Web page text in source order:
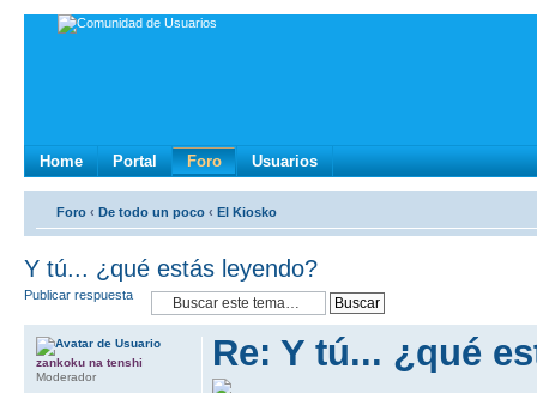
Home Portal Foro Usuarios
Foro ‹ De todo un poco ‹ El Kiosko
Y tú... ¿qué estás leyendo?
Publicar respuesta
Re: Y tú... ¿qué
zankoku na tenshi
Moderador